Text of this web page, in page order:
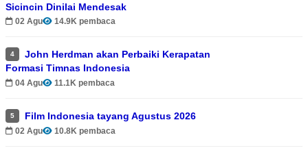
Sicincin Dinilai Mendesak
02 Agu 14.9K pembaca
4
John Herdman akan Perbaiki Kerapatan
Formasi Timnas Indonesia
04 Agu 11.1K pembaca
5 Film Indonesia tayang Agustus 2026
02 Agu 10.8K pembaca